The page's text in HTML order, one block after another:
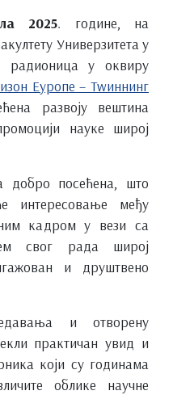
2025. године, на
Универзитета у
у оквиру
Еуропе – Тwиннинг
развоју вештина
науке широј
добро посећена, што
интересовање међу
кадром у вези са
свог рада широј
и друштвено
и отворену
практичан увид и
који су годинама
облике научне